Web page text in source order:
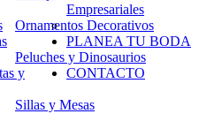
Ornamentos Decorativos
Peluches y Dinosaurios
y
Sillas y Mesas
Empresariales
PLANEA TU BODA
CONTACTO